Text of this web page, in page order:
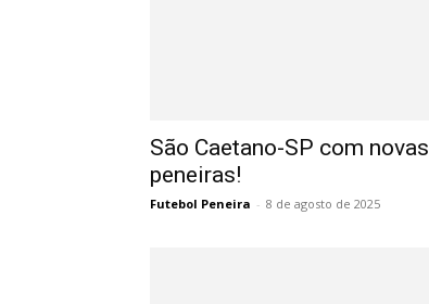
São Caetano-SP com novas
peneiras!
Futebol Peneira - 8 de agosto de 2025